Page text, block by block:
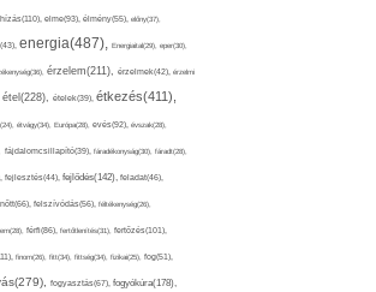
elme(93), élmény(55), előny(37),
energia(487), Energiaital(29), eper(30),
érzelem(211), érzelmek(42), érzelmi
étel(228), ételek(39), étkezés(411),
étvágy(34), Európa(28), evés(92), évszak(28),
fájdalomcsillapító(39), fáradékonyság(30), fáradt(28),
fejlesztés(44), fejlődés(142), feladat(46),
felszívódás(56), féltékenység(26),
férfi(86), fertőtlenítés(31), fertőzés(101),
finom(26), fitt(34), fittség(34), fizikai(25), fog(51),
fogyasztás(67), fogyókúra(178),